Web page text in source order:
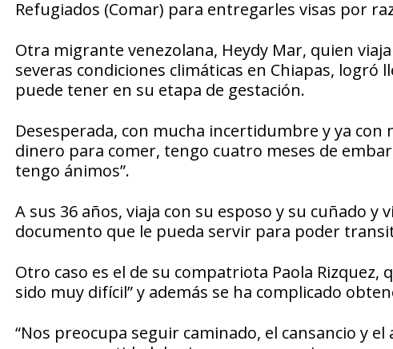
Refugiados (Comar) para entregarles visas por
Otra migrante venezolana, Heydy Mar, quien
severas condiciones climáticas en Chiapas, logró
puede tener en su etapa de gestación.
Desesperada, con mucha incertidumbre y ya
dinero para comer, tengo cuatro meses de
tengo ánimos”.
A sus 36 años, viaja con su esposo y su cuñado
documento que le pueda servir para poder
Otro caso es el de su compatriota Paola
sido muy difícil” y además se ha complicado
“Nos preocupa seguir caminado, el cansancio y